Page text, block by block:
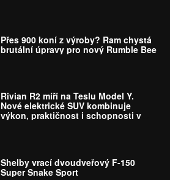
Přes 900 koní z výroby? Ram chystá
brutální úpravy pro nový Rumble Bee
Rivian R2 míří na Teslu Model Y.
Nové elektrické SUV kombinuje
výkon, praktičnost i schopnosti v
Shelby vrací dvoudveřový F-150
Super Snake Sport